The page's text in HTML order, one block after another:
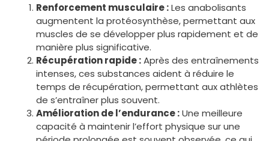
Renforcement musculaire :Les anabolisants
augmentent la protéosynthèse, permettant aux
muscles de se développer plus rapidement et de
manière plus significative.
Récupération rapide :Après des entraînements
intenses, ces substances aident à réduire le
temps de récupération, permettant aux athlètes
de s’entraîner plus souvent.
Amélioration de l’endurance :Une meilleure
capacité à maintenir l’effort physique sur une